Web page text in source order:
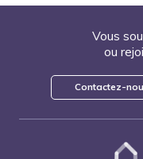
Vous
ou
Contactez-